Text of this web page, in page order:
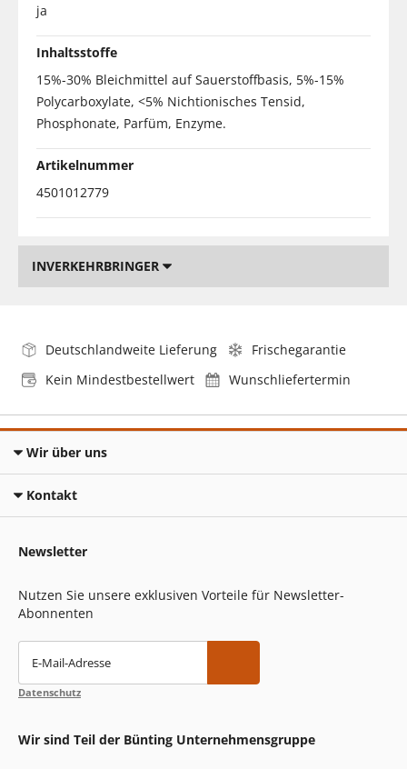
ja
Inhaltsstoffe
15%-30% Bleichmittel auf Sauerstoffbasis, 5%-15%
Polycarboxylate, <5% Nichtionisches Tensid,
Phosphonate, Parfüm, Enzyme.
Artikelnummer
4501012779
INVERKEHRBRINGER
Deutschlandweite Lieferung
Frischegarantie
Kein Mindestbestellwert
Wunschliefertermin
Wir über uns
Kontakt
Newsletter
Nutzen Sie unsere exklusiven Vorteile für Newsletter-
Abonnenten
E-Mail-Adresse
Datenschutz
Wir sind Teil der Bünting Unternehmensgruppe